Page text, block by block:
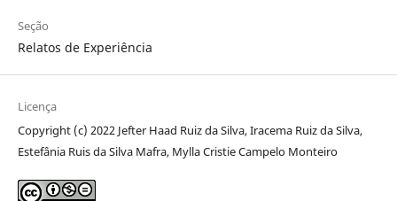
Seção
Relatos de Experiência
Licença
Copyright (c) 2022 Jefter Haad Ruiz da Silva, Iracema Ruiz da Silva,
Estefânia Ruis da Silva Mafra, Mylla Cristie Campelo Monteiro